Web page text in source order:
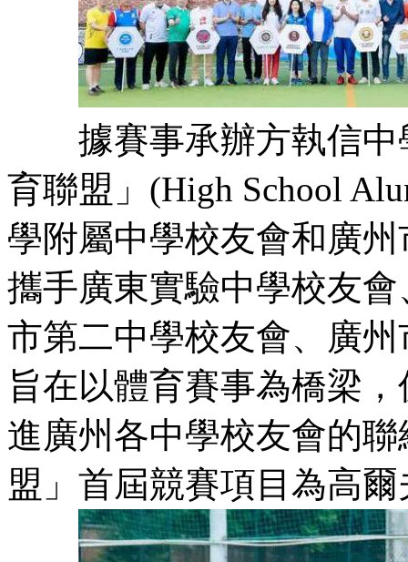
據賽事承辦方執信中
育聯盟」(High School
學附屬中學校友會和廣
攜手廣東實驗中學校友
市第二中學校友會、廣
旨在以體育賽事為橋梁
進廣州各中學校友會的
盟」首屆競賽項目為高